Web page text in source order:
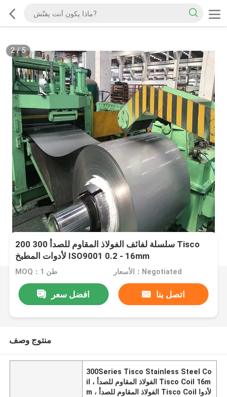
2/5
200 300 سلسلة لفائف الفولاذ المقاوم للصدأ Tisco
لأدوات المطبخ ISO9001 0.2 - 16mm
MOQ：1 طن الأسعار：Negotiated
افضل سعر اتصل بنا
منتوج وصف
300Series Tisco Stainless Steel Co
il ، الفولاذ المقاوم للصدأ Tisco Coil 16m
m ، الفولاذ المقاوم للصدأ Tisco Coil لأدوا